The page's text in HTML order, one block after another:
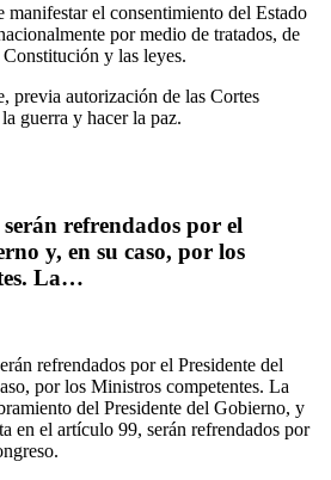
manifestar el consentimiento del Estado
por medio de tratados, de
y las leyes.
previa autorización de las Cortes
guerra y hacer la paz.
refrendados por el
y, en su caso, por los
La…
refrendados por el Presidente del
por los Ministros competentes. La
del Presidente del Gobierno, y
en el artículo 99, serán refrendados por